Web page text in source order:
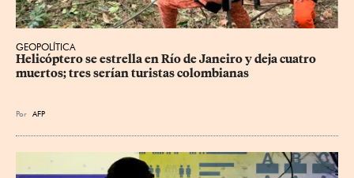
GEOPOLÍTICA
Helicóptero se estrella en Río de Janeiro y deja cuatro
muertos; tres serían turistas colombianas
Por AFP